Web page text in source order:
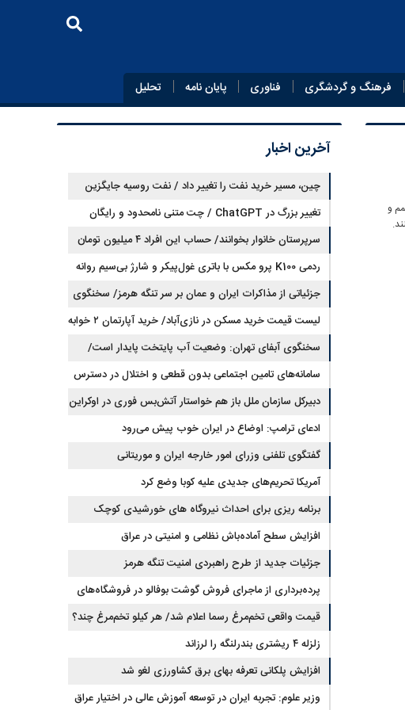
فرهنگ و گردشگری فناوری پایان‌ نامه تحلیل
و
آخرین اخبار
چین، مسیر خرید نفت را تغییر داد / نفت روسیه جایگزین
نفت عربستان شد
تغییر بزرگ در ChatGPT / چت متنی نامحدود و رایگان
سرپرستان خانوار بخوانند/ حساب این افراد ۴ میلیون تومان
شارژ شد
ردمی K100 پرو مکس با باتری غول‌پیکر و شارژ بی‌سیم روانه
بازار می‌شود
جزئیاتی از مذاکرات ایران و عمان بر سر تنگه هرمز/ سخنگوی
هیات رئیسه مجلس: بیانیه‌ای شامل تصحیح مسیر تردد دریایی
در تنگه، در آستانه نهایی شدن است
لیست قیمت خرید مسکن در نازی‌آباد/ خرید آپارتمان ۲ خوابه
در این منطقه چقدر سرمایه نیاز دارد؟ + جدول مردادماه ۱۴۰۵
سخنگوی آبفای تهران: وضعیت آب پایتخت پایدار است/
جیره‌بندی نداریم
سامانه‌های تامین اجتماعی بدون قطعی و اختلال در دسترس
است
دبیرکل سازمان ملل باز هم خواستار آتش‌بس فوری در اوکراین
شدادعای ترامپ: اوضاع در ایران خوب پیش می‌رود
گفتگوی تلفنی وزرای امور خارجه ایران و موریتانی
آمریکا تحریم‌های جدیدی علیه کوبا وضع کرد
برنامه ریزی برای احداث نیروگاه های خورشیدی کوچک
مقیاس یا شناور روی آب در مازندران
افزایش سطح آماده‌باش نظامی و امنیتی در عراق
جزئیات جدید از طرح راهبردی امنیت تنگه هرمز
پرده‌برداری از ماجرای فروش گوشت بوفالو در فروشگاه‌های
کشور/ گوشت بوفالو از کجا وارد می‌شود؟/ هر کیلو بوفالو با چه
قیمتی به فروش می‌رود؟
قیمت واقعی تخم‌مرغ رسما اعلام شد/ هر کیلو تخم‌مرغ چند؟
زلزله ۴ ریشتری بندرلنگه را لرزاند
افزایش پلکانی تعرفه بهای برق کشاورزی لغو شد
وزیر علوم: تجربه ایران در توسعه آموزش عالی در اختیار عراق